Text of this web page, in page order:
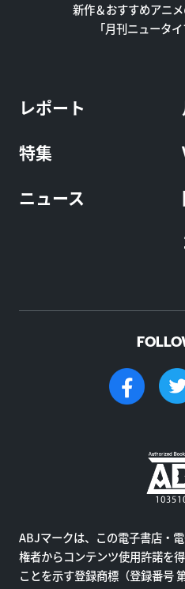
新作＆おすすめアニ
「月刊ニュータ
レポート
特集
ニュース
ABJマークは、この電子書店・
権者からコンテンツ使用許諾を
ことを示す登録商標（登録番号